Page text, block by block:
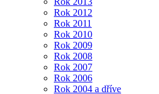
Rok 2012
Rok 2011
Rok 2010
Rok 2009
Rok 2008
Rok 2007
Rok 2006
Rok 2004 a dříve